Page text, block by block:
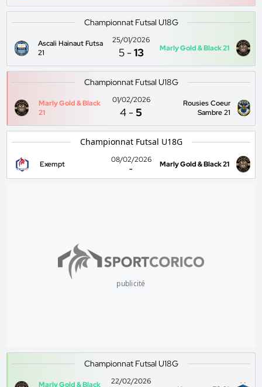
Championnat Futsal U18G
Ascali Hainaut Futsa
21
25/01/2026
5 -13 Marly Gold & Black 21
Championnat Futsal U18G
Marly Gold & Black
21
01/02/2026
4 -5
Rousies Coeur
Sambre 21
Championnat Futsal U18G
Exempt
08/02/2026
-
Marly Gold & Black 21
publicité
Championnat Futsal U18G
Marly Gold & Black
22/02/2026